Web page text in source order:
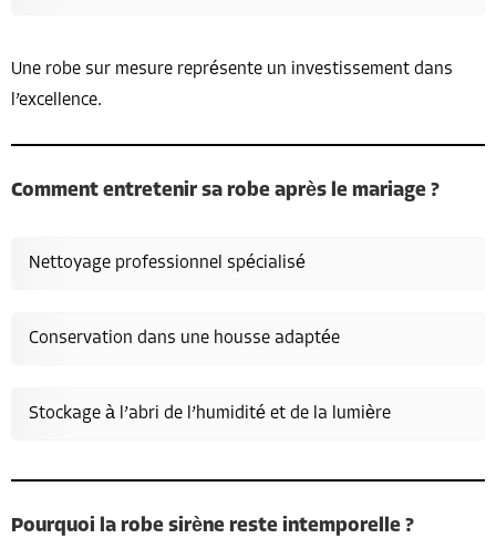
Une robe sur mesure représente un investissement dans
l’excellence.
Comment entretenir sa robe après le mariage ?
Nettoyage professionnel spécialisé
Conservation dans une housse adaptée
Stockage à l’abri de l’humidité et de la lumière
Pourquoi la robe sirène reste intemporelle ?